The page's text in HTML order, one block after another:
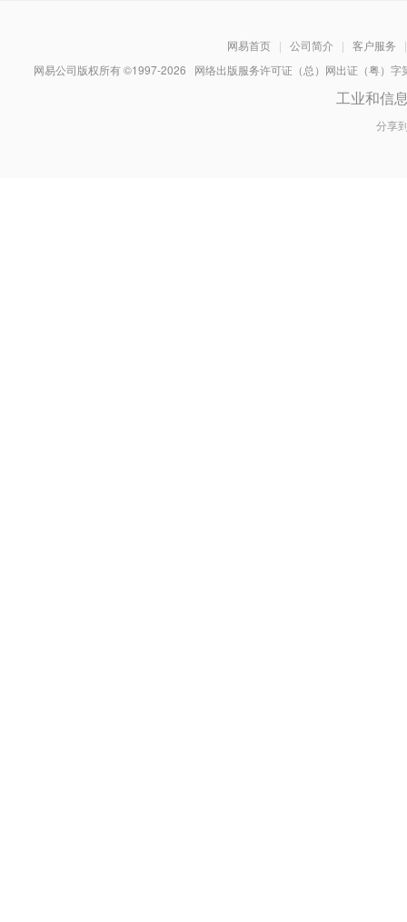
网易首页 | 公司简介 | 客户服务
|
网易公司版权所有 ©1997-2026 网络出版服务许可证（总）网出证（粤）
工业和信
分享